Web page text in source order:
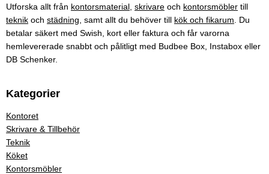
Utforska allt från kontorsmaterial skrivare och kontorsmöbler till
teknik och städning , samt allt du behöver till kök och fikarum . Du
betalar säkert med Swish, kort eller faktura och får varorna
hemlevererade snabbt och pålitligt med Budbee Box, Instabox eller
DB Schenker.
Kategorier
Kontoret
Skrivare & Tillbehör
Teknik
Köket
Kontorsmöbler